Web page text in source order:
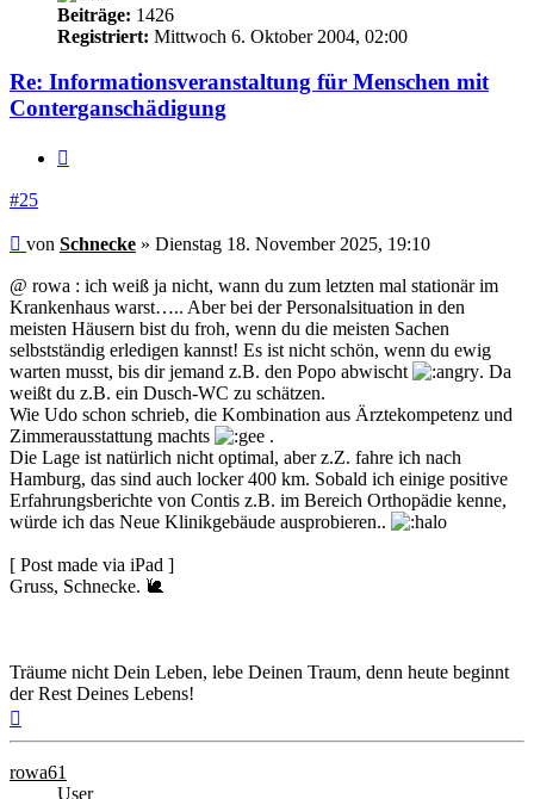
Beiträge: 1426
Registriert: Mittwoch 6. Oktober 2004, 02:00
Re: Informationsveranstaltung für Menschen mit
Conterganschädigung
#25
Beitrag
von Schnecke » Dienstag 18. November 2025, 19:10
@ rowa : ich weiß ja nicht, wann du zum letzten mal stationär im
Krankenhaus warst….. Aber bei der Personalsituation in den
meisten Häusern bist du froh, wenn du die meisten Sachen
selbstständig erledigen kannst! Es ist nicht schön, wenn du ewig
warten musst, bis dir jemand z.B. den Popo abwischt
. Da
weißt du z.B. ein Dusch-WC zu schätzen.
Wie Udo schon schrieb, die Kombination aus Ärztekompetenz und
Zimmerausstattung machts
.
Die Lage ist natürlich nicht optimal, aber z.Z. fahre ich nach
Hamburg, das sind auch locker 400 km. Sobald ich einige positive
Erfahrungsberichte von Contis z.B. im Bereich Orthopädie kenne,
würde ich das Neue Klinikgebäude ausprobieren..
[ Post made via iPad ]
Gruss, Schnecke. 🐌
Träume nicht Dein Leben, lebe Deinen Traum, denn heute beginnt
der Rest Deines Lebens!
rowa61
User